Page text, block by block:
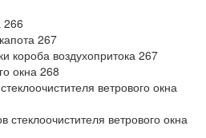
266
267
короба воздухопритока 267
окна 268
ветрового окна
стеклоочистителя ветрового окна